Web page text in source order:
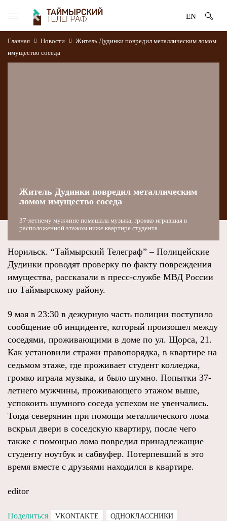
EN
Главная Новости
Житель Дудинки повредил металлическим ломом
имущество соседа
Житель Дудинки повредил металлическим
ломом имущество соседа
37-летнему мужчине помешала музыка, громко игравшая в
расположенной этажом ниже квартире студента.
Норильск. “Таймырский Телеграф” – Полицейские
Дудинки проводят проверку по факту повреждения
имущества, рассказали в пресс-службе МВД России
по Таймырскому району.
9 мая в 23:30 в дежурную часть полиции поступило
сообщение об инциденте, который произошел между
соседями, проживающими в доме по ул. Щорса, 21.
Как установили стражи правопорядка, в квартире на
седьмом этаже, где проживает студент колледжа,
громко играла музыка, и было шумно. Попытки 37-
летнего мужчины, проживающего этажом выше,
успокоить шумного соседа успехом не увенчались.
Тогда северянин при помощи металлического лома
вскрыл двери в соседскую квартиру, после чего
также с помощью лома повредил принадлежащие
студенту ноутбук и сабвуфер. Потерпевший в это
время вместе с друзьями находился в квартире.
editor
Поделиться VKONTAKTE ОДНОКЛАССНИКИ